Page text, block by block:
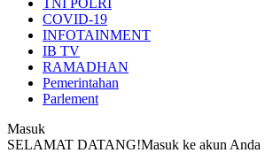
TNI POLRI
COVID-19
INFOTAINMENT
IB TV
RAMADHAN
Pemerintahan
Parlement
Masuk
SELAMAT DATANG!Masuk ke akun Anda